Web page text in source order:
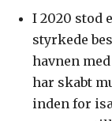
I 2020 stod
styrkede
havnen
har skabt
inden for